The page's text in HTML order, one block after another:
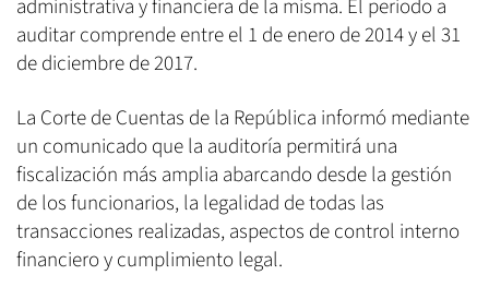
administrativa y financiera de la misma. El periodo a
auditar comprende entre el 1 de enero de 2014 y el 31
de diciembre de 2017.
La Corte de Cuentas de la República informó mediante
un comunicado que la auditoría permitirá una
fiscalización más amplia abarcando desde la gestión
de los funcionarios, la legalidad de todas las
transacciones realizadas, aspectos de control interno
financiero y cumplimiento legal.